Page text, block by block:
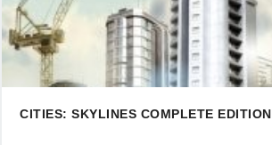
CITIES: SKYLINES COMPLETE EDITION